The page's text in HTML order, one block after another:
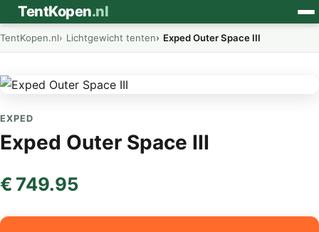
TentKopen.nl
TentKopen.nl Lichtgewicht tenten Exped Outer Space III
EXPED
Exped Outer Space III
€ 749.95